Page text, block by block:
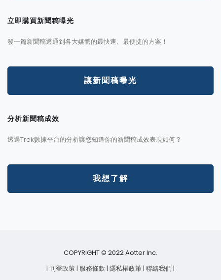
立即購買新聞稿曝光
發一篇新聞稿透通到各大媒體的最快速、最便捷的方案！
讓新聞稿曝光
分析新聞稿成效
透過Trek數據平台的分析讓您知道你的新聞稿成效表現如何？
我想了解
COPYRIGHT © 2022 Aotter Inc.
| 刊登政策| 服務條款 | 隱私權政策| 聯絡我們 |